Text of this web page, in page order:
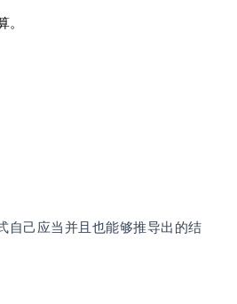
自己应当并且也能够推导出的结